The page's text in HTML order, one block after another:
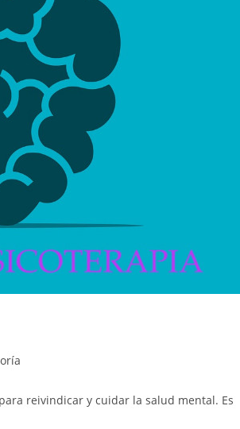
reivindicar y cuidar la salud mental. Es